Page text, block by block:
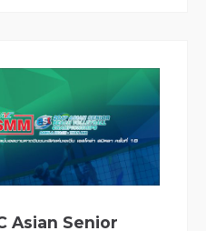
Asian Senior